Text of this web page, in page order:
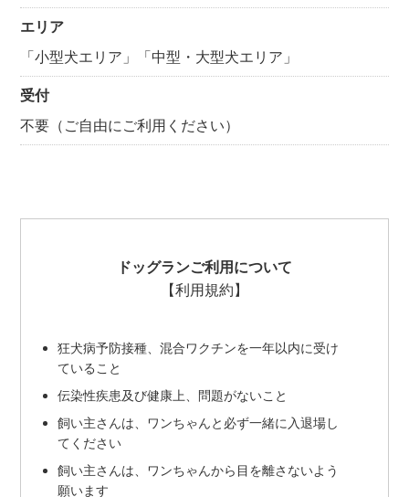
エリア
「小型犬エリア」「中型・大型犬エリア」
受付
不要（ご自由にご利用ください）
ドッグランご利用について
【利用規約】
狂犬病予防接種、混合ワクチンを一年以内に受け
ていること
伝染性疾患及び健康上、問題がないこと
飼い主さんは、ワンちゃんと必ず一緒に入退場し
てください
飼い主さんは、ワンちゃんから目を離さないよう
願います